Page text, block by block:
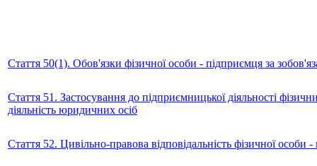
Стаття 50(1). Обов'язки фізичної особи - підприємця за
Стаття 51. Застосування до підприємницької діяльності
діяльність юридичних осіб
Стаття 52. Цивільно-правова відповідальність фізичної особи